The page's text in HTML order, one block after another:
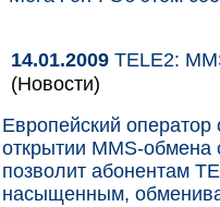
14.01.2009 TELE2:
(Новости)
Европейский
открытии MMS-
позволит абонентам
насыщенным,